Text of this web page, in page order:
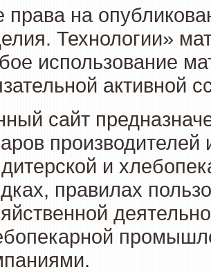
права на
Технологии»
использование
активной
сайт
и
правилах